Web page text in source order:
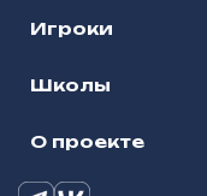
Игроки
Школы
О проекте